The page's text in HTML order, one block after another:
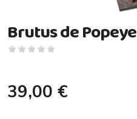
Brutus de Popeye
39,00 €